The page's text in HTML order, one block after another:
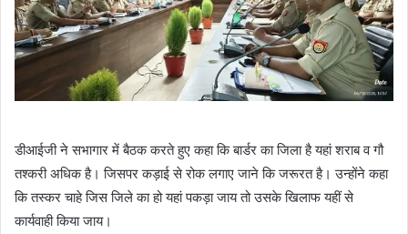
डीआईजी ने सभागार में बैठक करते हुए कहा कि बार्डर का जिला है यहां शराब व गौ
तश्करी अधिक है। जिसपर कड़ाई से रोक लगाए जाने कि जरूरत है। उन्होंने कहा
कि तस्कर चाहे जिस जिले का हो यहां पकड़ा जाय तो उसके खिलाफ यहीं से
कार्यवाही किया जाय।